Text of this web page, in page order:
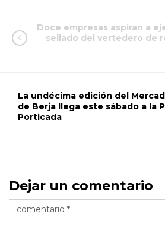
Doce empresas aspiran a
sellado del vertedero de
La undécima edición del
de Berja llega este sábado a la
Porticada
Dejar un comentario